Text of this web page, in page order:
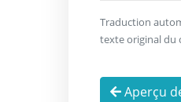
Traduction
texte original du
Aperçu